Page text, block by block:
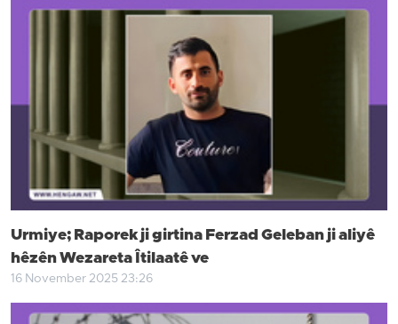
Urmiye; Raporek ji girtina Ferzad Geleban ji aliyê
hêzên Wezareta Îtilaatê ve
16 November 2025 23:26